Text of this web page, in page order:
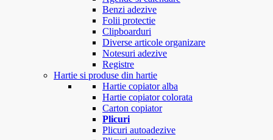
Benzi adezive
Folii protectie
Clipboarduri
Diverse articole organizare
Notesuri adezive
Registre
Hartie si produse din hartie
Hartie copiator alba
Hartie copiator colorata
Carton copiator
Plicuri
Plicuri autoadezive